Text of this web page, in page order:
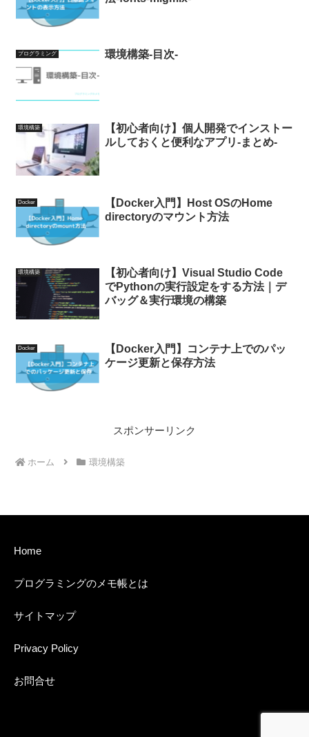
プログラミング 環境構築-目次-
環境構築
【初心者向け】個人開発でインストー
ルしておくと便利なアプリ-まとめ-
Docker
【Docker入門】Host OSのHome
directoryのマウント方法
環境構築
【初心者向け】Visual Studio Code
でPythonの実行設定をする方法｜デ
バッグ＆実行環境の構築
Docker
【Docker入門】コンテナ上でのパッ
ケージ更新と保存方法
スポンサーリンク
ホーム 環境構築
Home
プログラミングのメモ帳とは
サイトマップ
Privacy Policy
お問合せ